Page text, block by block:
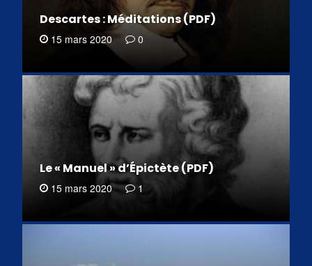
Descartes : Méditations (PDF)
15 mars 2020 0
Le « Manuel » d’Épictète (PDF)
15 mars 2020 1